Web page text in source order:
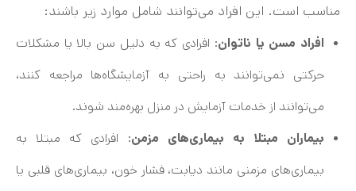
مناسب است. این افراد می‌توانند شامل موارد زیر باشند:
افراد مسن یا ناتوان: افرادی که به دلیل سن بالا یا مشکلات
حرکتی نمی‌توانند به راحتی به آزمایشگاه‌ها مراجعه کنند،
می‌توانند از خدمات آزمایش در منزل بهره‌مند شوند.
بیماران مبتلا به بیماری‌های مزمن: افرادی که مبتلا به
بیماری‌های مزمنی مانند دیابت، فشار خون، بیماری‌های قلبی یا